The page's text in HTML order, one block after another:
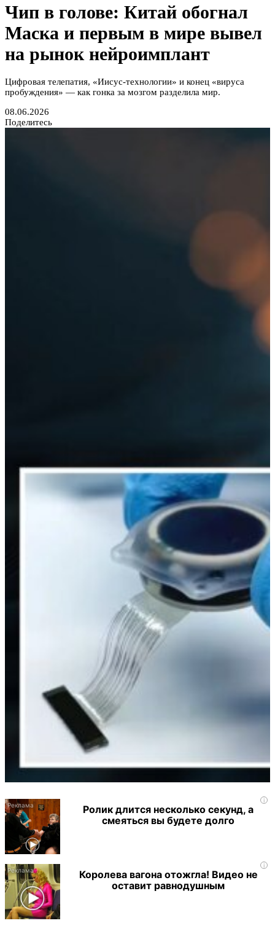
Чип в голове: Китай обогнал
Маска и первым в мире вывел
на рынок нейроимплант
Цифровая телепатия, «Иисус-технологии» и конец «вируса
пробуждения» — как гонка за мозгом разделила мир.
08.06.2026
Поделитесь
i
Ролик длится несколько секунд, а
смеяться вы будете долго
i
Королева вагона отожгла! Видео не
оставит равнодушным